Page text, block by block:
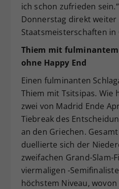
ich schon zufrieden
Donnerstag direkt weiter
Staatsmeisterschaften
Thiem mit fulminantem
ohne Happy End
Einen fulminanten
Thiem mit Tsitsipas. Wie
zwei von Madrid Ende
Tiebreak des
an den Griechen.
duellierte sich der
zweifachen Grand-Slam-
viermaligen -
höchstem Niveau,